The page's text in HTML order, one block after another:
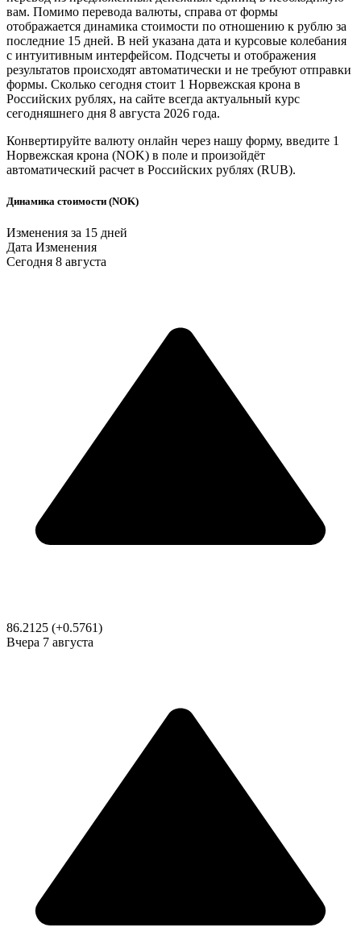
вам. Помимо перевода валюты, справа от формы
отображается динамика стоимости по отношению к рублю за
последние 15 дней. В ней указана дата и курсовые колебания
с интуитивным интерфейсом. Подсчеты и отображения
результатов происходят автоматически и не требуют отправки
формы. Сколько сегодня стоит 1 Норвежская крона в
Российских рублях, на сайте всегда актуальный курс
сегодняшнего дня 8 августа 2026 года.
Конвертируйте валюту онлайн через нашу форму, введите 1
Норвежская крона (NOK) в поле и произойдёт
автоматический расчет в Российских рублях (RUB).
Динамика стоимости (NOK)
Изменения за 15 дней
Дата Изменения
Сегодня 8 августа
86.2125 (+0.5761)
Вчера 7 августа